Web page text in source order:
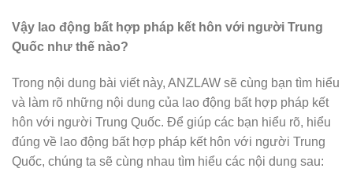
Vậy lao động bất hợp pháp kết hôn với người Trung
Quốc như thế nào?
Trong nội dung bài viết này, ANZLAW sẽ cùng bạn tìm hiểu
và làm rõ những nội dung của lao động bất hợp pháp kết
hôn với người Trung Quốc. Để giúp các bạn hiểu rõ, hiểu
đúng về lao động bất hợp pháp kết hôn với người Trung
Quốc, chúng ta sẽ cùng nhau tìm hiểu các nội dung sau: